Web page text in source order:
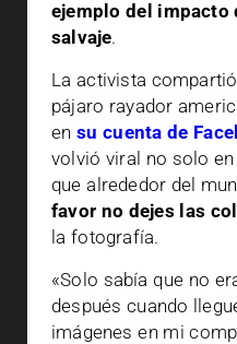
ejemplo del impacto
salvaje.
La activista
pájaro rayador
ensu cuenta de
volvió viral no solo
que alrededor del
favor no dejes las
la fotografía.
«Solo sabía que no
después cuando
imágenes en mi